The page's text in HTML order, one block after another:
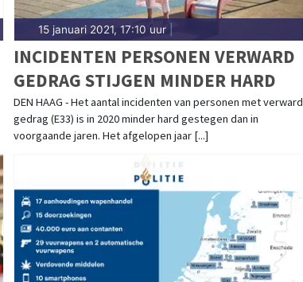
15 januari 2021, 17:10 uur|
INCIDENTEN PERSONEN VERWARD
GEDRAG STIJGEN MINDER HARD
DEN HAAG - Het aantal incidenten van personen met verward
gedrag (E33) is in 2020 minder hard gestegen dan in
voorgaande jaren. Het afgelopen jaar [...]